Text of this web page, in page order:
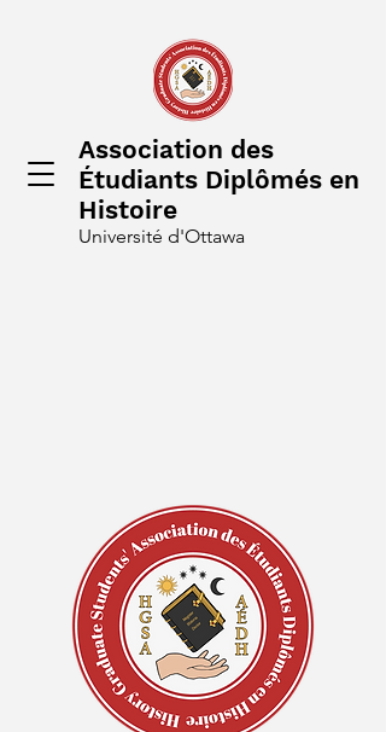
Association des
Étudiants Diplômés en
Histoire
Université d'Ottawa